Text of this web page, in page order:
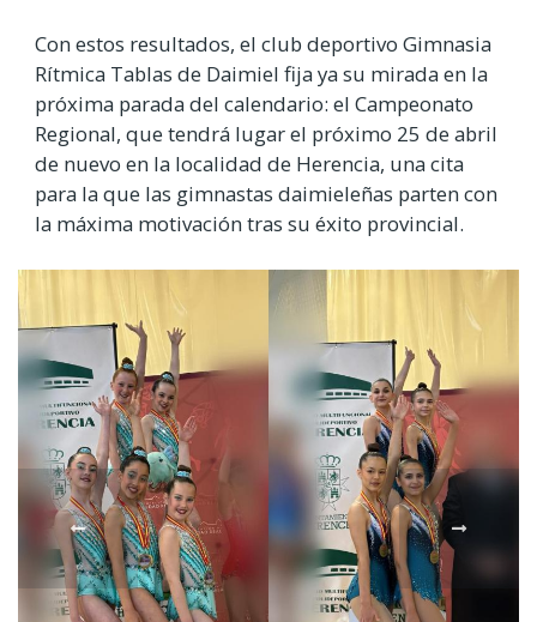
Con estos resultados, el club deportivo Gimnasia
Rítmica Tablas de Daimiel fija ya su mirada en la
próxima parada del calendario: el Campeonato
Regional, que tendrá lugar el próximo 25 de abril
de nuevo en la localidad de Herencia, una cita
para la que las gimnastas daimieleñas parten con
la máxima motivación tras su éxito provincial.